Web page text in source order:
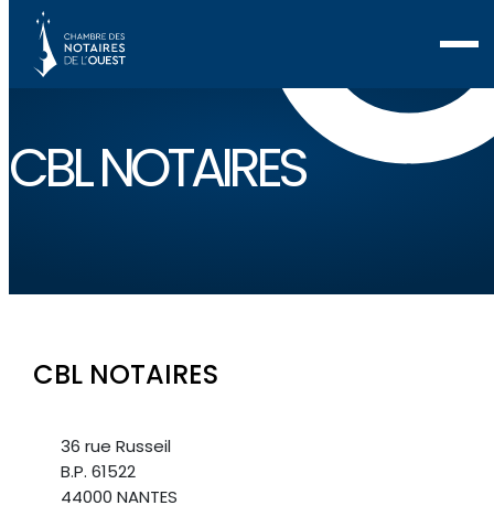
CBL NOTAIRES
CBL NOTAIRES
36 rue Russeil
B.P. 61522
44000 NANTES